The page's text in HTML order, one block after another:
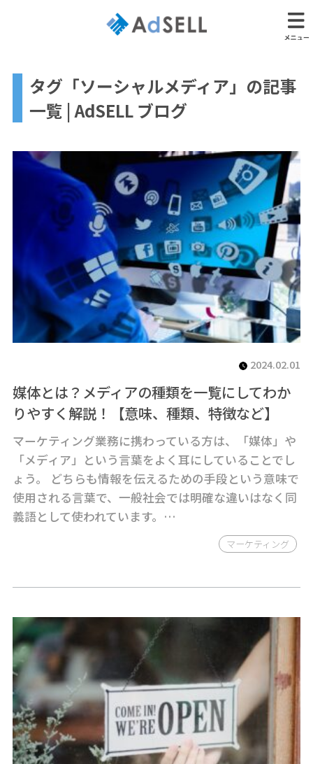
タグ「ソーシャルメディア」の記事
一覧 | AdSELL ブログ
2024.02.01
媒体とは？メディアの種類を一覧にしてわか
りやすく解説！【意味、種類、特徴など】
マーケティング業務に携わっている方は、「媒体」や
「メディア」という言葉をよく耳にしていることでし
ょう。 どちらも情報を伝えるための手段という意味で
使用される言葉で、一般社会では明確な違いはなく同
義語として使われています。…
マーケティング